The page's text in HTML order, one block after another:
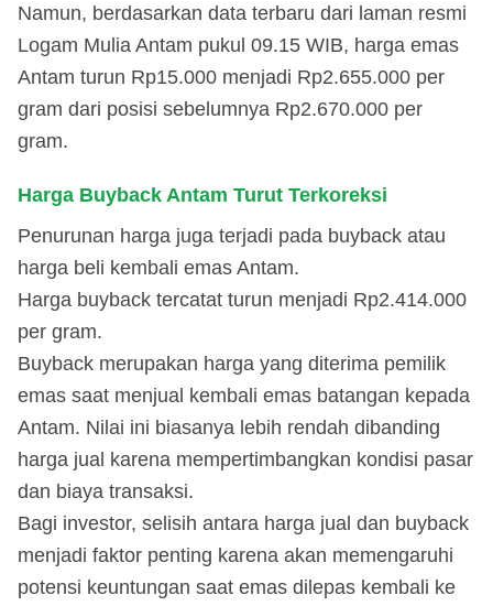
Namun, berdasarkan data terbaru dari laman resmi
Logam Mulia Antam pukul 09.15 WIB, harga emas
Antam turun Rp15.000 menjadi Rp2.655.000 per
gram dari posisi sebelumnya Rp2.670.000 per
gram.
Harga Buyback Antam Turut Terkoreksi
Penurunan harga juga terjadi pada buyback atau
harga beli kembali emas Antam.
Harga buyback tercatat turun menjadi Rp2.414.000
per gram.
Buyback merupakan harga yang diterima pemilik
emas saat menjual kembali emas batangan kepada
Antam. Nilai ini biasanya lebih rendah dibanding
harga jual karena mempertimbangkan kondisi pasar
dan biaya transaksi.
Bagi investor, selisih antara harga jual dan buyback
menjadi faktor penting karena akan memengaruhi
potensi keuntungan saat emas dilepas kembali ke